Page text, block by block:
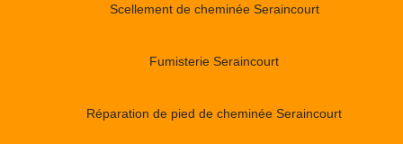
Scellement de cheminée Seraincourt
Fumisterie Seraincourt
Réparation de pied de cheminée Seraincourt